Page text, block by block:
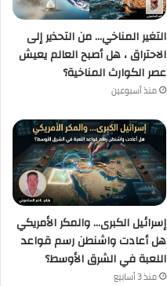
التغير المناخي… من التحذير إلى
الاحتراق ، هل أصبح العالم يعيش
عصر الكوارث المناخية؟
منذ أسبوعين
إسرائيل الكبرى… والمكر الأمريكي
هل أعادت واشنطن رسم قواعد
اللعبة في الشرق الأوسط؟
منذ 3 أسابيع